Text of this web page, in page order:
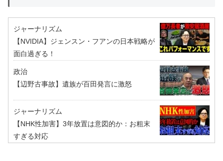
ジャーナリズム
【NVIDIA】ジェンスン・フアンの日本戦略が
面白過ぎる！
政治
【辺野古事故】遺族が百田発言に激怒
ジャーナリズム
【NHK性加害】3年放置は意図的か：お粗末
すぎる対応